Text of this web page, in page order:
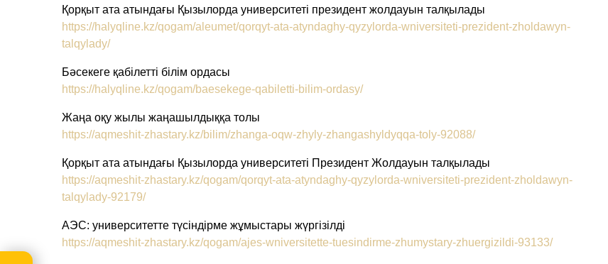
Қорқыт ата атындағы Қызылорда университеті президент жолдауын талқылады
https://halyqline.kz/qogam/aleumet/qorqyt-ata-atyndaghy-qyzylorda-wniversiteti-prezident-zholdawyn-
talqylady/
Бәсекеге қабілетті білім ордасы
https://halyqline.kz/qogam/baesekege-qabiletti-bilim-ordasy/
Жаңа оқу жылы жаңашылдыққа толы
https://aqmeshit-zhastary.kz/bilim/zhanga-oqw-zhyly-zhangashyldyqqa-toly-92088/
Қорқыт ата атындағы Қызылорда университеті Президент Жолдауын талқылады
https://aqmeshit-zhastary.kz/qogam/qorqyt-ata-atyndaghy-qyzylorda-wniversiteti-prezident-zholdawyn-
talqylady-92179/
АЭС: университетте түсіндірме жұмыстары жүргізілді
https://aqmeshit-zhastary.kz/qogam/ajes-wniversitette-tuesindirme-zhumystary-zhuergizildi-93133/